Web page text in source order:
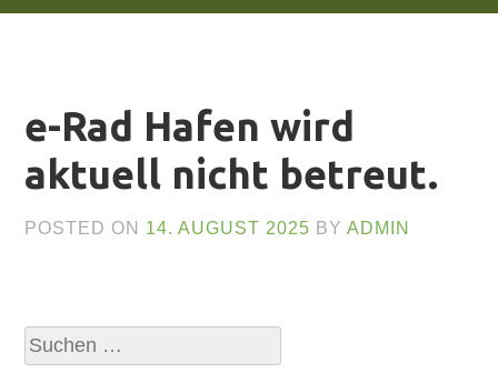
e-Rad Hafen wird
aktuell nicht betreut.
POSTED ON 14. AUGUST 2025 BYADMIN
Suchen
nach: